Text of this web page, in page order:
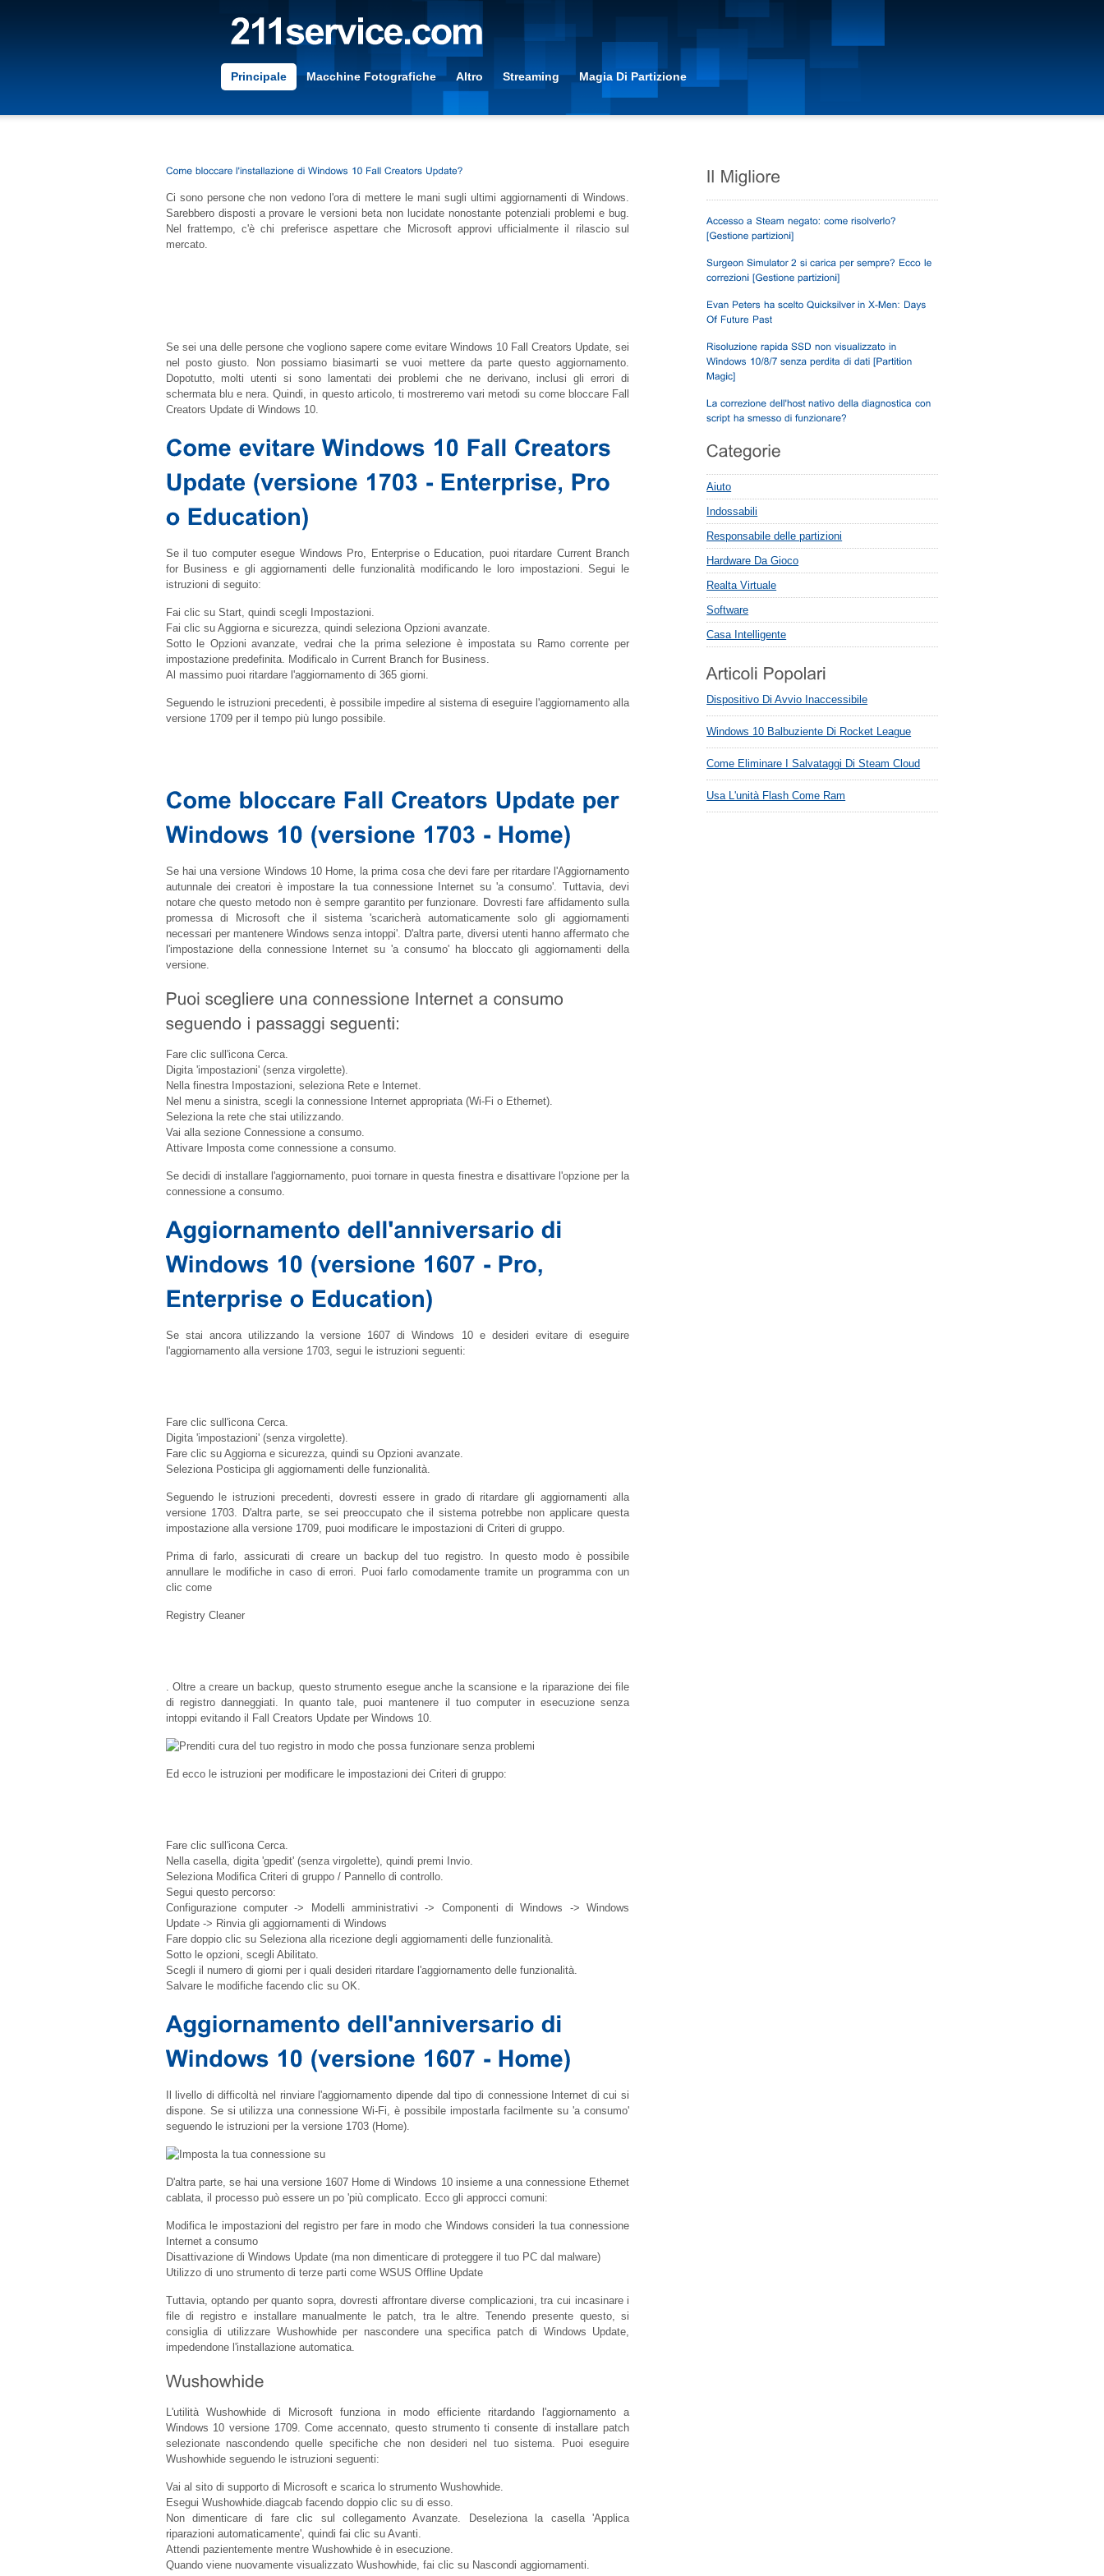
Principale Macchine Fotografiche Altro Streaming Magia Di Partizione
Ci sono persone che non vedono l'ora di mettere le mani sugli ultimi aggiornamenti di Windows.
Sarebbero disposti a provare le versioni beta non lucidate nonostante potenziali problemi e bug.
Nel frattempo, c'è chi preferisce aspettare che Microsoft approvi ufficialmente il rilascio sul
mercato.
Se sei una delle persone che vogliono sapere come evitare Windows 10 Fall Creators Update, sei
nel posto giusto. Non possiamo biasimarti se vuoi mettere da parte questo aggiornamento.
Dopotutto, molti utenti si sono lamentati dei problemi che ne derivano, inclusi gli errori di
schermata blu e nera. Quindi, in questo articolo, ti mostreremo vari metodi su come bloccare Fall
Creators Update di Windows 10.
Se il tuo computer esegue Windows Pro, Enterprise o Education, puoi ritardare Current Branch
for Business e gli aggiornamenti delle funzionalità modificando le loro impostazioni. Segui le
istruzioni di seguito:
Fai clic su Start, quindi scegli Impostazioni.
Fai clic su Aggiorna e sicurezza, quindi seleziona Opzioni avanzate.
Sotto le Opzioni avanzate, vedrai che la prima selezione è impostata su Ramo corrente per
impostazione predefinita. Modificalo in Current Branch for Business.
Al massimo puoi ritardare l'aggiornamento di 365 giorni.
Seguendo le istruzioni precedenti, è possibile impedire al sistema di eseguire l'aggiornamento alla
versione 1709 per il tempo più lungo possibile.
Se hai una versione Windows 10 Home, la prima cosa che devi fare per ritardare l'Aggiornamento
autunnale dei creatori è impostare la tua connessione Internet su 'a consumo'. Tuttavia, devi
notare che questo metodo non è sempre garantito per funzionare. Dovresti fare affidamento sulla
promessa di Microsoft che il sistema 'scaricherà automaticamente solo gli aggiornamenti
necessari per mantenere Windows senza intoppi'. D'altra parte, diversi utenti hanno affermato che
l'impostazione della connessione Internet su 'a consumo' ha bloccato gli aggiornamenti della
versione.
Fare clic sull'icona Cerca.
Digita 'impostazioni' (senza virgolette).
Nella finestra Impostazioni, seleziona Rete e Internet.
Nel menu a sinistra, scegli la connessione Internet appropriata (Wi-Fi o Ethernet).
Seleziona la rete che stai utilizzando.
Vai alla sezione Connessione a consumo.
Attivare Imposta come connessione a consumo.
Se decidi di installare l'aggiornamento, puoi tornare in questa finestra e disattivare l'opzione per la
connessione a consumo.
Se stai ancora utilizzando la versione 1607 di Windows 10 e desideri evitare di eseguire
l'aggiornamento alla versione 1703, segui le istruzioni seguenti:
Fare clic sull'icona Cerca.
Digita 'impostazioni' (senza virgolette).
Fare clic su Aggiorna e sicurezza, quindi su Opzioni avanzate.
Seleziona Posticipa gli aggiornamenti delle funzionalità.
Seguendo le istruzioni precedenti, dovresti essere in grado di ritardare gli aggiornamenti alla
versione 1703. D'altra parte, se sei preoccupato che il sistema potrebbe non applicare questa
impostazione alla versione 1709, puoi modificare le impostazioni di Criteri di gruppo.
Prima di farlo, assicurati di creare un backup del tuo registro. In questo modo è possibile
annullare le modifiche in caso di errori. Puoi farlo comodamente tramite un programma con un
clic come
Registry Cleaner
. Oltre a creare un backup, questo strumento esegue anche la scansione e la riparazione dei file
di registro danneggiati. In quanto tale, puoi mantenere il tuo computer in esecuzione senza
intoppi evitando il Fall Creators Update per Windows 10.
Ed ecco le istruzioni per modificare le impostazioni dei Criteri di gruppo:
Fare clic sull'icona Cerca.
Nella casella, digita 'gpedit' (senza virgolette), quindi premi Invio.
Seleziona Modifica Criteri di gruppo / Pannello di controllo.
Segui questo percorso:
Configurazione computer -> Modelli amministrativi -> Componenti di Windows -> Windows
Update -> Rinvia gli aggiornamenti di Windows
Fare doppio clic su Seleziona alla ricezione degli aggiornamenti delle funzionalità.
Sotto le opzioni, scegli Abilitato.
Scegli il numero di giorni per i quali desideri ritardare l'aggiornamento delle funzionalità.
Salvare le modifiche facendo clic su OK.
Il livello di difficoltà nel rinviare l'aggiornamento dipende dal tipo di connessione Internet di cui si
dispone. Se si utilizza una connessione Wi-Fi, è possibile impostarla facilmente su 'a consumo'
seguendo le istruzioni per la versione 1703 (Home).
D'altra parte, se hai una versione 1607 Home di Windows 10 insieme a una connessione Ethernet
cablata, il processo può essere un po 'più complicato. Ecco gli approcci comuni:
Modifica le impostazioni del registro per fare in modo che Windows consideri la tua connessione
Internet a consumo
Disattivazione di Windows Update (ma non dimenticare di proteggere il tuo PC dal malware)
Utilizzo di uno strumento di terze parti come WSUS Offline Update
Tuttavia, optando per quanto sopra, dovresti affrontare diverse complicazioni, tra cui incasinare i
file di registro e installare manualmente le patch, tra le altre. Tenendo presente questo, si
consiglia di utilizzare Wushowhide per nascondere una specifica patch di Windows Update,
impedendone l'installazione automatica.
L'utilità Wushowhide di Microsoft funziona in modo efficiente ritardando l'aggiornamento a
Windows 10 versione 1709. Come accennato, questo strumento ti consente di installare patch
selezionate nascondendo quelle specifiche che non desideri nel tuo sistema. Puoi eseguire
Wushowhide seguendo le istruzioni seguenti:
Vai al sito di supporto di Microsoft e scarica lo strumento Wushowhide.
Esegui Wushowhide.diagcab facendo doppio clic su di esso.
Non dimenticare di fare clic sul collegamento Avanzate. Deseleziona la casella 'Applica
riparazioni automaticamente', quindi fai clic su Avanti.
Attendi pazientemente mentre Wushowhide è in esecuzione.
Quando viene nuovamente visualizzato Wushowhide, fai clic su Nascondi aggiornamenti.
Aiuto
Indossabili
Responsabile delle partizioni
Hardware Da Gioco
Realta Virtuale
Software
Casa Intelligente
Dispositivo Di Avvio Inaccessibile
Windows 10 Balbuziente Di Rocket League
Come Eliminare I Salvataggi Di Steam Cloud
Usa L'unità Flash Come Ram